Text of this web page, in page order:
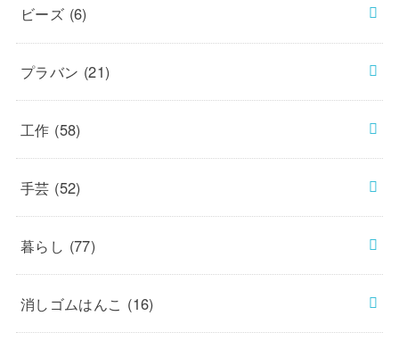
ビーズ (6)
プラバン (21)
工作 (58)
手芸 (52)
暮らし (77)
消しゴムはんこ (16)